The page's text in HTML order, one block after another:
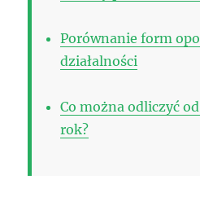
Porównanie form
działalności
Co można odliczyć
rok?